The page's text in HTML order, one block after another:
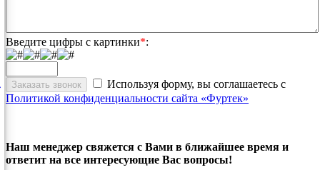
Введите цифры с картинки*:
Используя форму, вы соглашаетесь с
Политикой конфиденциальности сайта «Фуртек»
Наш менеджер свяжется с Вами в ближайшее время и
ответит на все интересующие Вас вопросы!